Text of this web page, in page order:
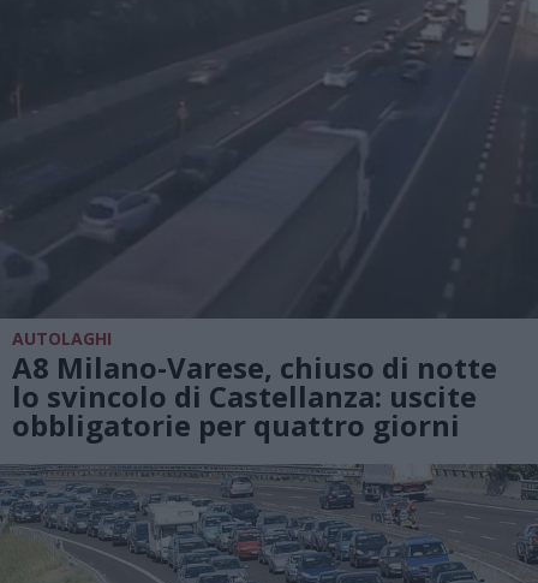
AUTOLAGHI
A8 Milano-Varese, chiuso di notte
lo svincolo di Castellanza: uscite
obbligatorie per quattro giorni